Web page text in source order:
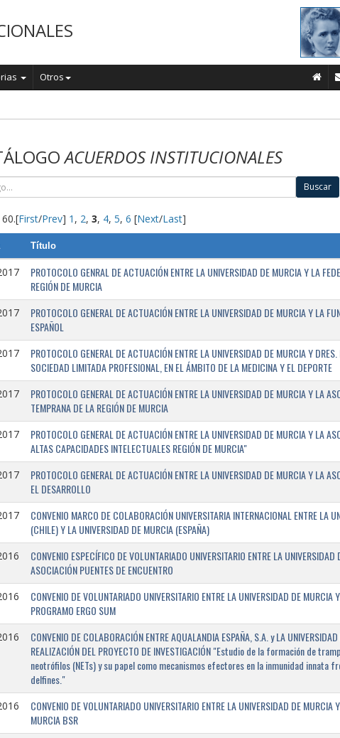
Otros
ACUERDOS INSTITUCIONALES
Buscar
[First/Prev] 1 , 2, 3, 4, 5, 6 [Next/Last]
Título
PROTOCOLO GENRAL DE ACTUACIÓN ENTRE LA UNIVERSIDAD DE MURCIA Y LA
REGIÓN DE MURCIA
PROTOCOLO GENERAL DE ACTUACIÓN ENTRE LA UNIVERSIDAD DE MURCIA Y LA
ESPAÑOL
PROTOCOLO GENERAL DE ACTUACIÓN ENTRE LA UNIVERSIDAD DE MURCIA Y
SOCIEDAD LIMITADA PROFESIONAL, EN EL ÁMBITO DE LA MEDICINA Y EL DEPORTE
PROTOCOLO GENERAL DE ACTUACIÓN ENTRE LA UNIVERSIDAD DE MURCIA Y LA
TEMPRANA DE LA REGIÓN DE MURCIA
PROTOCOLO GENERAL DE ACTUACIÓN ENTRE LA UNIVERSIDAD DE MURCIA Y LA
ALTAS CAPACIDADES INTELECTUALES REGIÓN DE MURCIA"
PROTOCOLO GENERAL DE ACTUACIÓN ENTRE LA UNIVERSIDAD DE MURCIA Y LA
EL DESARROLLO
CONVENIO MARCO DE COLABORACIÓN UNIVERSITARIA INTERNACIONAL ENTRE LA
(CHILE) Y LA UNIVERSIDAD DE MURCIA (ESPAÑA)
CONVENIO ESPECÍFICO DE VOLUNTARIADO UNIVERSITARIO ENTRE LA
ASOCIACIÓN PUENTES DE ENCUENTRO
CONVENIO DE VOLUNTARIADO UNIVERSITARIO ENTRE LA UNIVERSIDAD DE MURCIA
PROGRAMO ERGO SUM
CONVENIO DE COLABORACIÓN ENTRE AQUALANDIA ESPAÑA, S.A. y LA
REALIZACIÓN DEL PROYECTO DE INVESTIGACIÓN "Estudio de la formación de
neotrófilos (NETs) y su papel como mecanismos efectores en la inmunidad innata
delfines."
CONVENIO DE VOLUNTARIADO UNIVERSITARIO ENTRE LA UNIVERSIDAD DE MURCIA
MURCIA BSR